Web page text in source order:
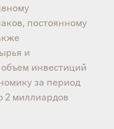
постоянному
и
инвестиций
за период
2 миллиардов